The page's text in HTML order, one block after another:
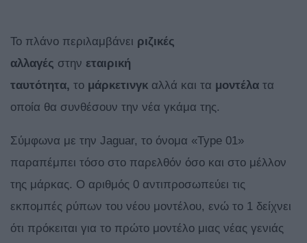
Το πλάνο περιλαμβάνει ριζικές
αλλαγές στην εταιρική
ταυτότητα, το μάρκετινγκ αλλά και τα μοντέλα τα
οποία θα συνθέσουν την νέα γκάμα της.
Σύμφωνα με την Jaguar, το όνομα «Type 01»
παραπέμπει τόσο στο παρελθόν όσο και στο μέλλον
της μάρκας. Ο αριθμός 0 αντιπροσωπεύει τις
εκπομπές ρύπων του νέου μοντέλου, ενώ το 1 δείχνει
ότι πρόκειται για το πρώτο μοντέλο μιας νέας γενιάς